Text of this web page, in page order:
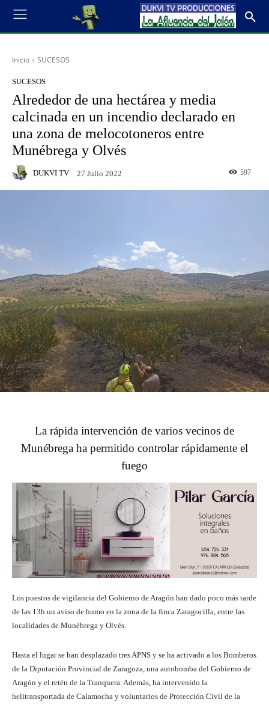
Inicio SUCESOS
SUCESOS
Alrededor de una hectárea y media
calcinada en un incendio declarado en
una zona de melocotoneros entre
Munébrega y Olvés
DUKVI TV 27 Julio 2022 597
La rápida intervención de varios vecinos de
Munébrega ha permitido controlar rápidamente el
fuego
Los puestos de vigilancia del Gobierno de Aragón han dado poco más tarde
de las 13h un aviso de humo en la zona de la finca Zaragocilla, entre las
localidades de Munébrega y Olvés.
Hasta el lugar se han desplazado tres APNS y se ha activado a los Bomberos
de la Diputación Provincial de Zaragoza, una autobomba del Gobierno de
Aragón y el retén de la Tranquera. Además, ha intervenido la
helitransportada de Calamocha y voluntarios de Protección Civil de la